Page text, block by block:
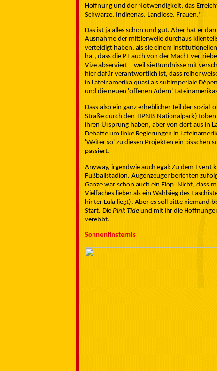
Hoffnung und der Notwendigkeit, das
Schwarze, Indigenas, Landlose, Frauen."
Das ist ja alles schön und gut. Aber hat er
Ausnahme der mittlerweile durchaus
verteidigt haben, als sie einem
hat, dass die PT auch von der Macht
Vize abserviert – weil sie Bündnisse mit
hier dafür verantwortlich ist, dass
in Lateinamerika quasi als subimperiale
und die neuen 'offenen Adern'
Dass also ein ganz erheblicher Teil der
Straße durch den TIPNIS Nationalpark)
ihren Ursprung haben, aber von dort aus in
Debatte um linke Regierungen in
'Weiter so' zu diesen Projekten ein bisschen
passiert.
Anyway, irgendwie auch egal: Zu dem Event
Fußballstadion. Augenzeugenberichten
Ganze war schon auch ein Flop. Nicht, dass
Vielfaches lieber als ein Wahlsieg des
hinter Lula liegt). Aber es soll bitte niemand
Start. Die Pink Tide und mit ihr die
verebbt.
Sonnenfinsternis